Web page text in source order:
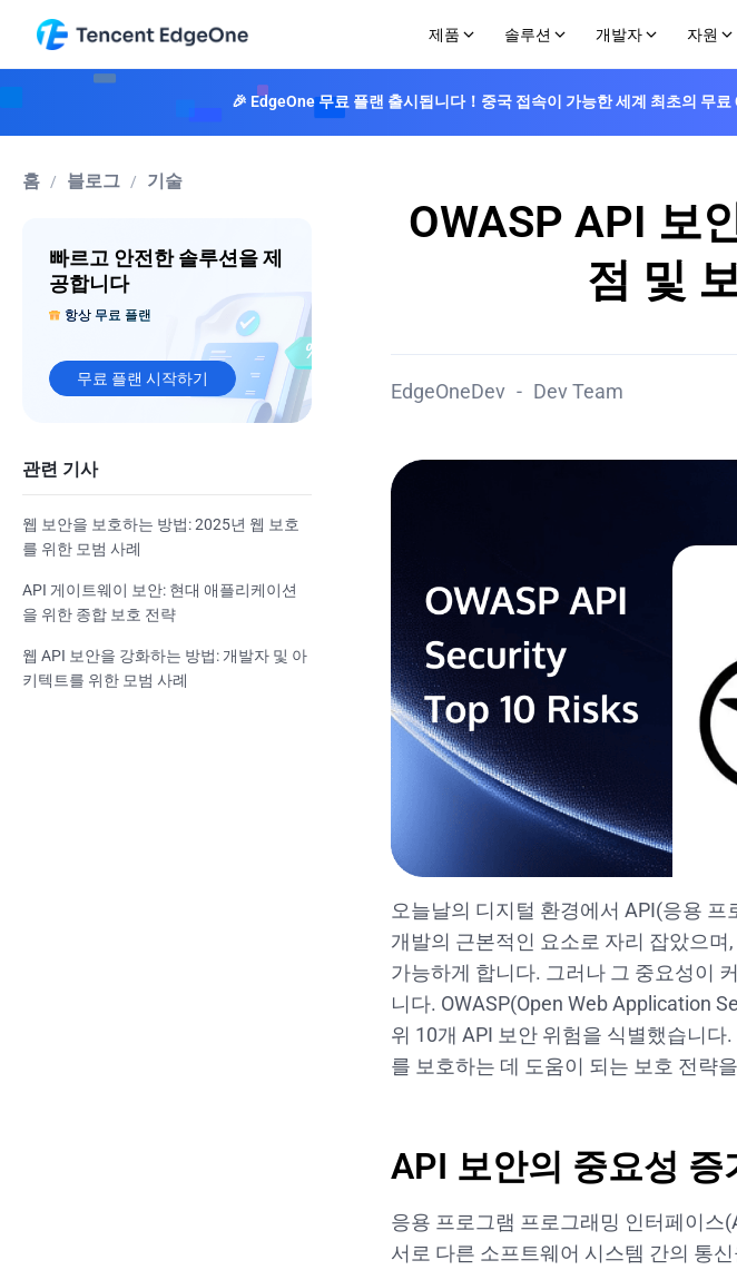
제품
CDN
합니다
L4 프록시
TCP/UDP 가속을 지원합니다
DDoS 방어
지능형 봇 완화를 통해 플랫폼을 보호합니다
웹 보호
다단계 캡차로 자동화된 공격을 차단합니다
제작자
엣지 네트
세계적으
엣지에서
솔루션
게임
미디어 & 엔터테인먼트
중국 시장 진출
개발자
문서 학습 센터
사이트 가속
보안 보호
Makers
엣지 함수
L4 프록시 서비스
요금제 및 가격
자원
학습 센터
Blog
EdgeOne의 기술 및 제품 업데이트에 대한 심층 정보입니다
CDN 및 보안 분야에서 EdgeOne의 입증된 전문성입니다
VOD 데모
EdgeOne이 AI 기반 트랜스코딩으로 비디오 전송을 최적화하는 방법을 확인하세요
도구
EdgeOne이 제공하는 웹, 네트워크 및 미디어 최적화를 위한 온라인 개발자 유틸리티입니다
가격 문서
EdgeOne을 선택해야 하는 이유
성공 사례
🎉 EdgeOne 무료 플랜 출시됩니다！중국 접속이 가능한 세계 최초의 무
홈 / 블로그 / 기술
빠르고 안전한 솔루션을 제
공합니다
항상 무료 플랜
무료 플랜 시작하기
관련 기사
웹 보안을 보호하는 방법: 2025년 웹 보호
를 위한 모범 사례
API 게이트웨이 보안: 현대 애플리케이션
을 위한 종합 보호 전략
웹 API 보안을 강화하는 방법: 개발자 및 아
키텍트를 위한 모범 사례
OWASP API 보
점 및
EdgeOneDev - Dev Team
오늘날의 디지털 환경에서 API(응용
개발의 근본적인 요소로 자리 잡았으
가능하게 합니다. 그러나 그 중요성이
니다. OWASP(Open Web Application
위 10개 API 보안 위험을 식별했습니
를 보호하는 데 도움이 되는 보호 전략
API 보안의 중요성 증
응용 프로그램 프로그래밍 인터페이스
서로 다른 소프트웨어 시스템 간의 통